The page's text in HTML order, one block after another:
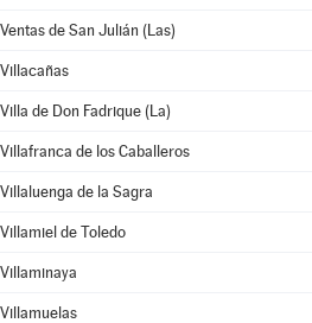
Ventas de San Julián (Las)
Villacañas
Villa de Don Fadrique (La)
Villafranca de los Caballeros
Villaluenga de la Sagra
Villamiel de Toledo
Villaminaya
Villamuelas